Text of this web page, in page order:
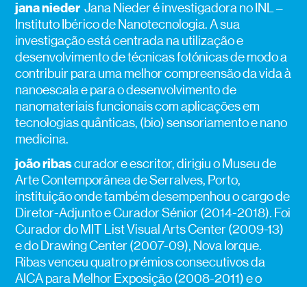
jana nieder Jana Nieder é investigadora no INL –
Instituto Ibérico de Nanotecnologia. A sua
investigação está centrada na utilização e
desenvolvimento de técnicas fotónicas de modo a
contribuir para uma melhor compreensão da vida à
nanoescala e para o desenvolvimento de
nanomateriais funcionais com aplicações em
tecnologias quânticas, (bio) sensoriamento e nano
medicina.
joão ribascurador e escritor, dirigiu o Museu de
Arte Contemporânea de Serralves, Porto,
instituição onde também desempenhou o cargo de
Diretor-Adjunto e Curador Sénior (2014-2018). Foi
Curador do MIT List Visual Arts Center (2009-13)
e do Drawing Center (2007-09), Nova Iorque.
Ribas venceu quatro prémios consecutivos da
AICA para Melhor Exposição (2008-2011) e o